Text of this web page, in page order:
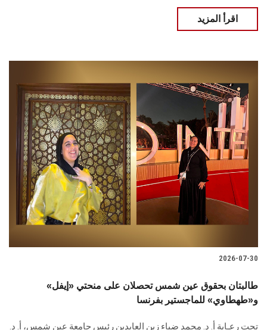
اقرأ المزيد
2026-07-30
طالبتان بحقوق عين شمس تحصلان على منحتي «إيفل»
و«طهطاوي» للماجستير بفرنسا
تحت رعـاية أ. د. محمد ضياء زين العابدين رئيس جامعة عين شمس، أ. د.